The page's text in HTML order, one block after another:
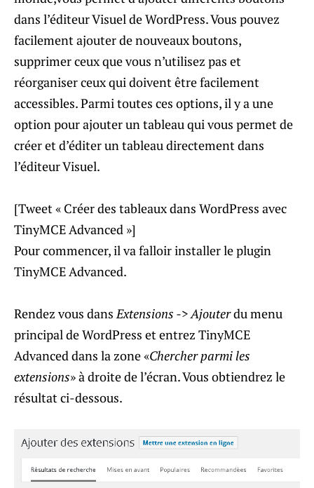
dans l’éditeur Visuel de WordPress. Vous pouvez
facilement ajouter de nouveaux boutons,
supprimer ceux que vous n’utilisez pas et
réorganiser ceux qui doivent être facilement
accessibles. Parmi toutes ces options, il y a une
option pour ajouter un tableau qui vous permet de
créer et d’éditer un tableau directement dans
l’éditeur Visuel.
[Tweet « Créer des tableaux dans WordPress avec
TinyMCE Advanced »]
Pour commencer, il va falloir installer le plugin
TinyMCE Advanced.
Rendez vous dans Extensions -> Ajouterdu menu
principal de WordPress et entrez TinyMCE
Advanced dans la zone «Chercher parmi les
extensions» à droite de l’écran. Vous obtiendrez le
résultat ci-dessous.